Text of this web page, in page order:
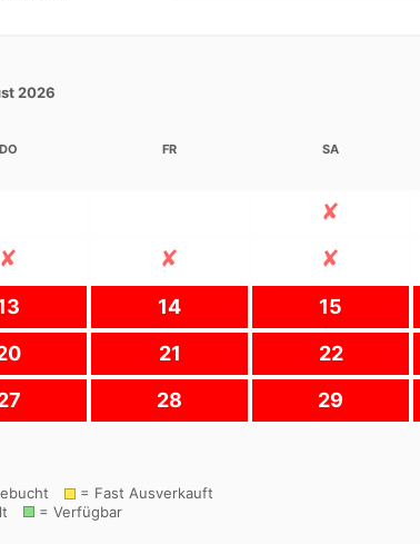
2026
DO FR SA
14 15
21 22
28 29
= Fast Ausverkauft
= Verfügbar